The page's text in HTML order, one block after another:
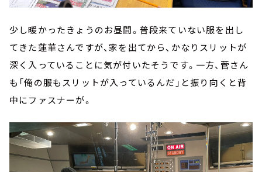
少し暖かったきょうのお昼間。普段来ていない服を出し
てきた蓮華さんですが、家を出てから、かなりスリットが
深く入っていることに気が付いたそうです。一方、菅さん
も「俺の服もスリットが入っているんだ」と振り向くと背
中にファスナーが。